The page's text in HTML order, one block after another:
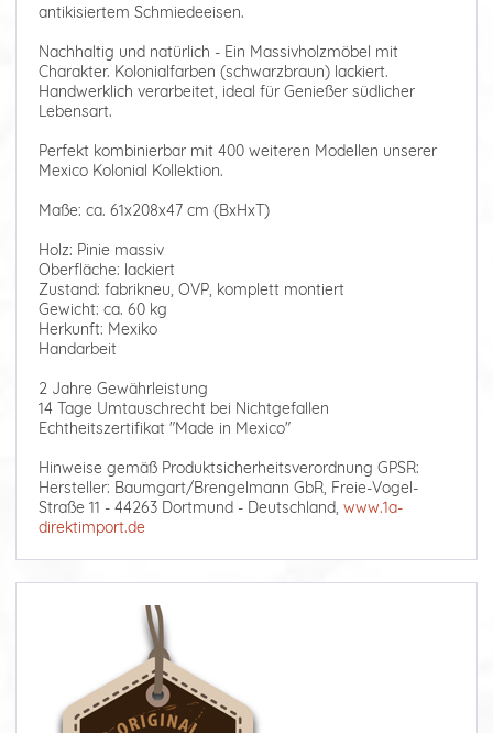
antikisiertem Schmiedeeisen.
Nachhaltig und natürlich - Ein Massivholzmöbel mit
Charakter. Kolonialfarben (schwarzbraun) lackiert.
Handwerklich verarbeitet, ideal für Genießer südlicher
Lebensart.
Perfekt kombinierbar mit 400 weiteren Modellen unserer
Mexico Kolonial Kollektion.
Maße: ca. 61x208x47 cm (BxHxT)
Holz: Pinie massiv
Oberfläche: lackiert
Zustand: fabrikneu, OVP, komplett montiert
Gewicht: ca. 60 kg
Herkunft: Mexiko
Handarbeit
2 Jahre Gewährleistung
14 Tage Umtauschrecht bei Nichtgefallen
Echtheitszertifikat "Made in Mexico"
Hinweise gemäß Produktsicherheitsverordnung GPSR:
Hersteller: Baumgart/Brengelmann GbR, Freie-Vogel-
Straße 11 - 44263 Dortmund - Deutschland, www.1a-
direktimport.de